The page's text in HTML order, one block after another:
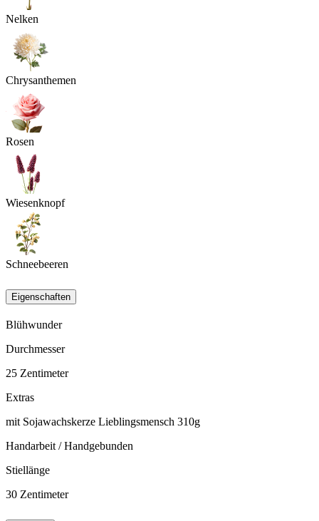
Nelken
Chrysanthemen
Rosen
Wiesenknopf
Schneebeeren
Eigenschaften
Blühwunder
Durchmesser
25 Zentimeter
Extras
mit Sojawachskerze Lieblingsmensch 310g
Handarbeit / Handgebunden
Stiellänge
30 Zentimeter